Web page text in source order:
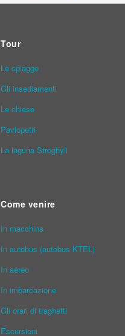
Tour
Le spiagge
Gli insediamenti
Le chiese
Pavlopetri
La laguna Stroghyli
Come venire
In macchina
In autobus (autobus KTEL)
In aereo
In imbarcazione
Gli orari di traghetti
Escursioni